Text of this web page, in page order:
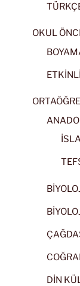
OKUL
DİN